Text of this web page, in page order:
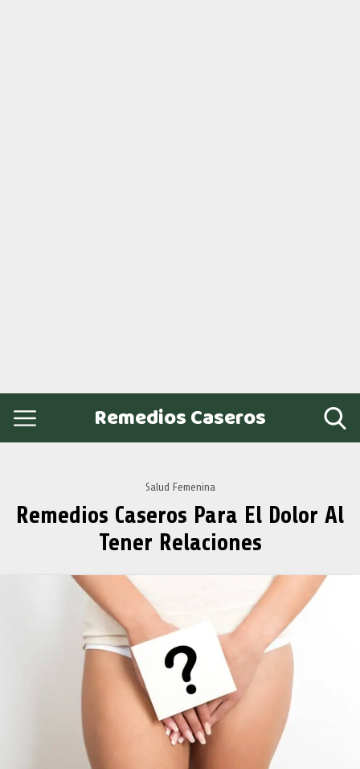
Remedios Caseros
Salud Femenina
Remedios Caseros Para El Dolor Al
Tener Relaciones